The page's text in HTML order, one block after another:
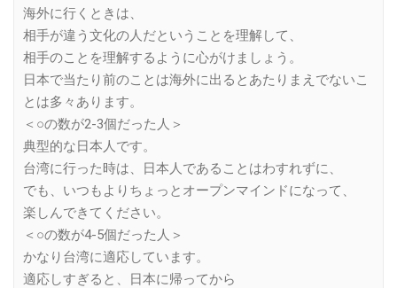
海外に行くときは、
相手が違う文化の人だということを理解して、
相手のことを理解するように心がけましょう。
日本で当たり前のことは海外に出るとあたりまえでないこ
とは多々あります。
＜○の数が2-3個だった人＞
典型的な日本人です。
台湾に行った時は、日本人であることはわすれずに、
でも、いつもよりちょっとオープンマインドになって、
楽しんできてください。
＜○の数が4-5個だった人＞
かなり台湾に適応しています。
適応しすぎると、日本に帰ってから